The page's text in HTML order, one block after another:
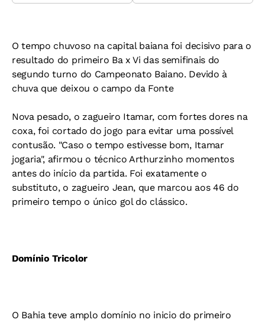
O tempo chuvoso na capital baiana foi decisivo para o
resultado do primeiro Ba x Vi das semifinais do
segundo turno do Campeonato Baiano. Devido à
chuva que deixou o campo da Fonte
Nova pesado, o zagueiro Itamar, com fortes dores na
coxa, foi cortado do jogo para evitar uma possível
contusão. "Caso o tempo estivesse bom, Itamar
jogaria", afirmou o técnico Arthurzinho momentos
antes do início da partida. Foi exatamente o
substituto, o zagueiro Jean, que marcou aos 46 do
primeiro tempo o único gol do clássico.
Domínio Tricolor
O Bahia teve amplo domínio no inicio do primeiro